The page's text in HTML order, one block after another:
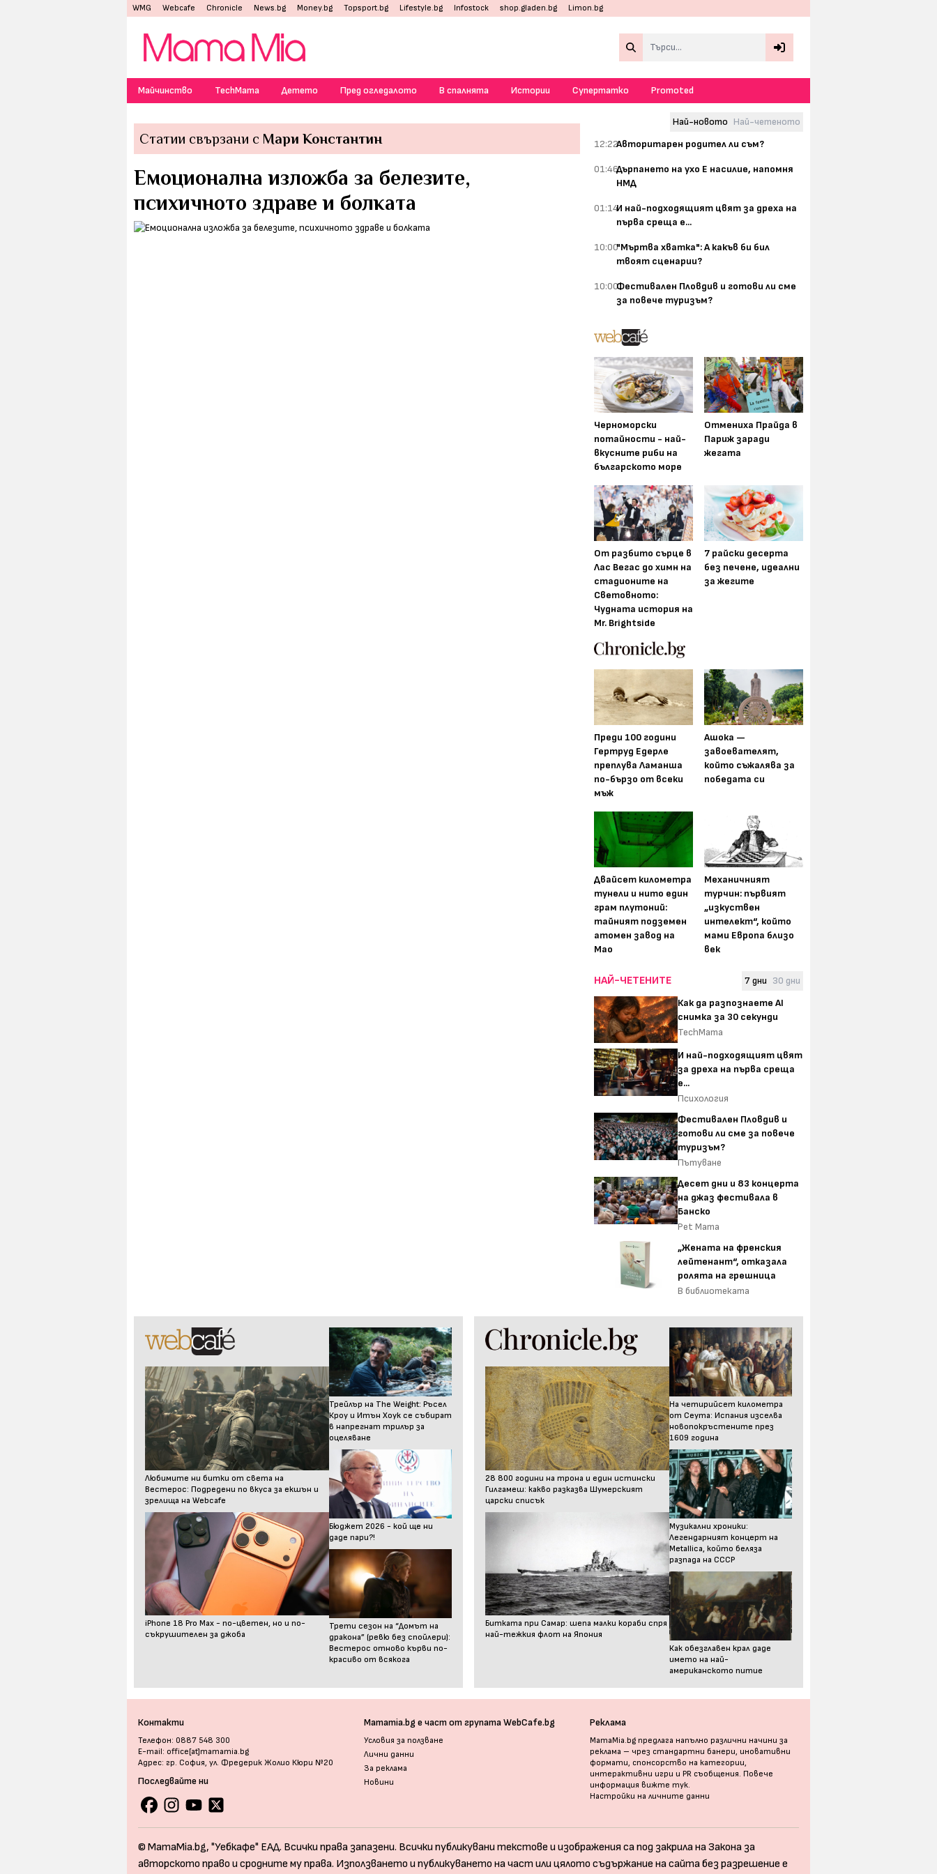
WMG Webcafe Chronicle News.bg Money.bg Topsport.bg Lifestyle.bg Infostock shop.gladen.bg Limon.bg
Майчинство TechMama Детето Пред огледалото В спалнята Истории Супертатко Promoted
Статии свързани с Мари Константин
Емоционална изложба за белезите,
психичното здраве и болката
Най-новото Най-четеното
12:22Авторитарен родител ли съм?
01:46Дърпането на ухо Е насилие, напомня
НМД
01:14И най-подходящият цвят за дреха на
първа среща е...
10:00"Мъртва хватка": А какъв би бил
твоят сценарии?
10:00Фестивален Пловдив и готови ли сме
за повече туризъм?
Черноморски
потайности - най-
вкусните риби на
българското море
Отмениха Прайда в
Париж заради
жегата
От разбито сърце в
Лас Вегас до химн на
стадионите на
Световното:
Чудната история на
Mr. Brightside
7 райски десерта
без печене, идеални
за жегите
Преди 100 години
Гертруд Едерле
преплува Ламанша
по-бързо от всеки
мъж
Ашока —
завоевателят,
който съжалява за
победата си
Двайсет километра
тунели и нито един
грам плутоний:
тайният подземен
атомен завод на
Мао
Механичният
турчин: първият
„изкуствен
интелект“, който
мами Европа близо
век
НАЙ-ЧЕТЕНИТЕ 7 дни 30 дни
Как да разпознаете AI
снимка за 30 секунди
TechMama
И най-подходящият цвят
за дреха на първа среща
е...
Психология
Фестивален Пловдив и
готови ли сме за повече
туризъм?
Пътуване
Десет дни и 83 концерта
на джаз фестивала в
Банско
Pet Mama
„Жената на френския
лейтенант“, отказала
ролята на грешница
В библиотеката
Любимите ни битки от света на
Вестерос: Подредени по вкуса за екшън и
зрелища на Webcafe
iPhone 18 Pro Max - по-цветен, но и по-
съкрушителен за джоба
Трейлър на The Weight: Ръсел
Кроу и Итън Хоук се събират
в напрегнат трилър за
оцеляване
Бюджет 2026 - кой ще ни
даде пари?!
Трети сезон на “Домът на
дракона” (ревю без спойлери):
Вестерос отново кърви по-
красиво от всякога
28 800 години на трона и един истински
Гилгамеш: какво разказва Шумерският
царски списък
Битката при Самар: шепа малки кораби спря
най-тежкия флот на Япония
На четирийсет километра
от Сеута: Испания изселва
новопокръстените през
1609 година
Музикални хроники:
Легендарният концерт на
Metallica, който беляза
разпада на СССР
Как обезглавен крал даде
името на най-
американското питие
Контакти
Телефон: 0887 548 300
E-mail: office[at]mamamia.bg
Адрес: гр. София, ул. Фредерик Жолио Кюри №20
Последвайте ни
Mamamia.bg е част от групата WebCafe.bg
Условия за ползване
Лични данни
За реклама
Новини
Реклама
MamaMia.bg предлага напълно различни начини за
реклама – чрез стандартни банери, иновативни
формати, спонсорство на категории,
интерактивни игри и PR съобщения. Повече
информация вижте тук.
Настройки на личните данни
© MamaMia.bg, "Уебкафе" ЕАД. Всички права запазени. Всички публикувани текстове и изображения са под закрила на Закона за
авторското право и сродните му права. Използването и публикуването на част или цялото съдържание на сайта без разрешение е